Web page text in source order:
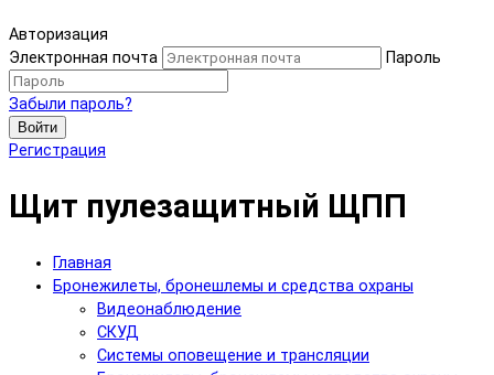
Авторизация
Электронная почта
Пароль
Забыли пароль?
Войти
Регистрация
Щит пулезащитный ЩПП
Главная
Бронежилеты, бронешлемы и средства охраны
Видеонаблюдение
СКУД
Системы оповещение и трансляции